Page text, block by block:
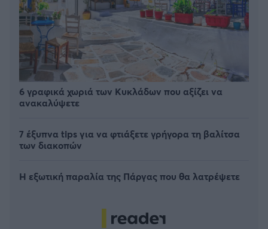
6 γραφικά χωριά των Κυκλάδων που αξίζει να
ανακαλύψετε
7 έξυπνα tips για να φτιάξετε γρήγορα τη βαλίτσα
των διακοπών
Η εξωτική παραλία της Πάργας που θα λατρέψετε